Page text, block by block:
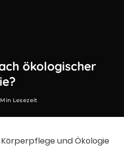
ökologischer
Lesezeit
Körperpflege und Ökologie